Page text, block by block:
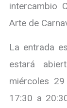
intercambio
Arte de
La entrada
estará
miércoles
17:30 a